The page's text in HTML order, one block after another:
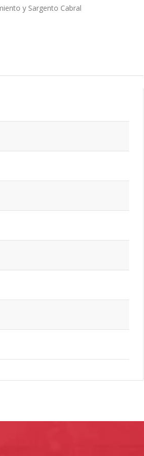
y Sargento Cabral